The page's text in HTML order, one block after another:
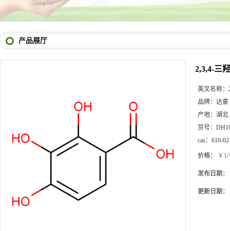
产品展厅
2,3,4-三
英文名称：
品牌： 达豪
产地： 湖北
货号：
cas： 610-
价格： ￥
发布日期：
更新日期：